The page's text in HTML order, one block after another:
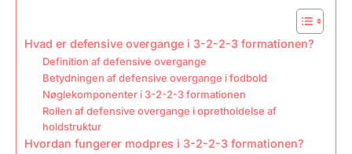
Hvad er defensive overgange i 3-2-2-3 formationen?
Definition af defensive overgange
Betydningen af defensive overgange i fodbold
Nøglekomponenter i 3-2-2-3 formationen
Rollen af defensive overgange i opretholdelse af
holdstruktur
Hvordan fungerer modpres i 3-2-2-3 formationen?